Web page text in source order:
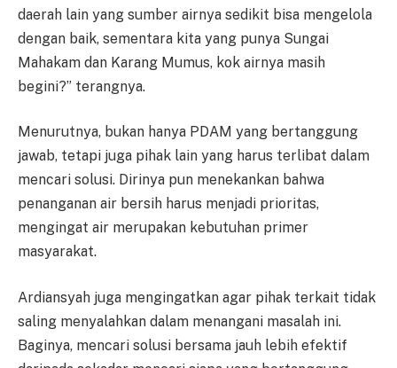
daerah lain yang sumber airnya sedikit bisa mengelola
dengan baik, sementara kita yang punya Sungai
Mahakam dan Karang Mumus, kok airnya masih
begini?” terangnya.
Menurutnya, bukan hanya PDAM yang bertanggung
jawab, tetapi juga pihak lain yang harus terlibat dalam
mencari solusi. Dirinya pun menekankan bahwa
penanganan air bersih harus menjadi prioritas,
mengingat air merupakan kebutuhan primer
masyarakat.
Ardiansyah juga mengingatkan agar pihak terkait tidak
saling menyalahkan dalam menangani masalah ini.
Baginya, mencari solusi bersama jauh lebih efektif